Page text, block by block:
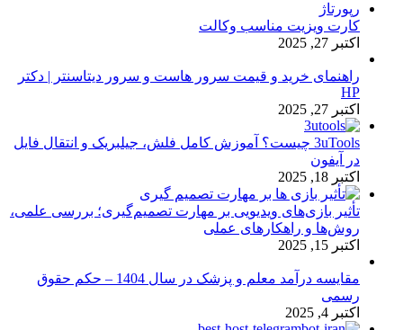
رپورتاژ
کارت ویزیت مناسب وکالت
اکتبر 27, 2025
راهنمای خرید و قیمت سرور هاست و سرور دیتاسنتر | دکتر
HP
اکتبر 27, 2025
3uTools چیست؟ آموزش کامل فلش، جیلبریک و انتقال فایل
در آیفون
اکتبر 18, 2025
تأثیر بازی‌های ویدیویی بر مهارت تصمیم‌گیری؛ بررسی علمی،
روش‌ها و راهکارهای عملی
اکتبر 15, 2025
مقایسه درآمد معلم و پزشک در سال 1404 – حکم حقوق
رسمی
اکتبر 4, 2025